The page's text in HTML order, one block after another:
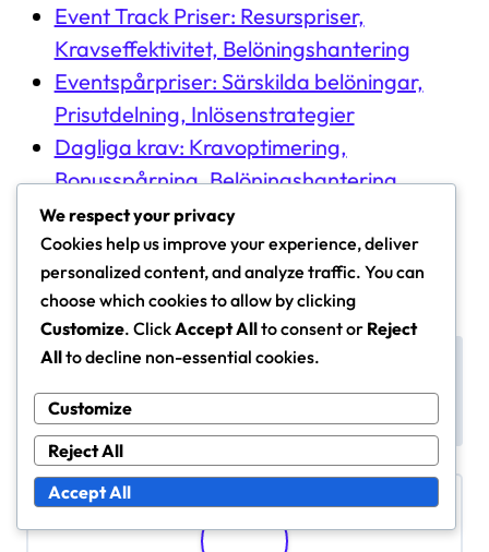
Event Track Priser: Resurspriser,
Kravseffektivitet, Belöningshantering
Eventspårpriser: Särskilda belöningar,
Prisutdelning, Inlösenstrategier
Dagliga krav: Kravoptimering,
Bonusspårning, Belöningshantering
P
o
s
t
n
a
Dagliga krav: Resursall
r, Strategiska belöning
ar
Borgmästarens Pass: P
sningsmetoder, Belöni
ngsnivåer
We respect your privacy
Cookies help us improve your experience, deliver
personalized content, and analyze traffic. You can
choose which cookies to allow by clicking
Customize. ClickAccept Allto consent or Reject
Allto decline non-essential cookies.
Customize
Reject All
Accept All